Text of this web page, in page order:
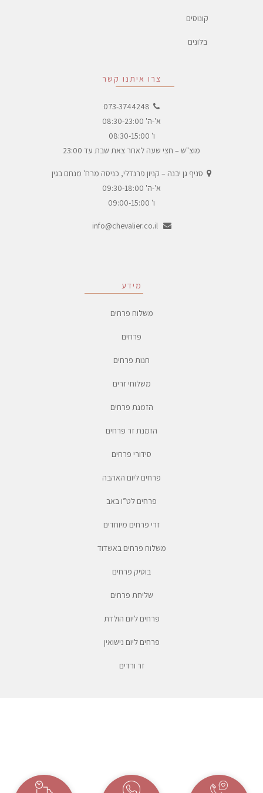
מידע
משלוח פרחים
פרחים
חנות פרחים
משלוחי זרים
הזמנת פרחים
הזמנת זר פרחים
סידורי פרחים
פרחים ליום האהבה
פרחים לט”ו באב
זרי פרחים מיוחדים
משלוח פרחים באשדוד
בוטיק פרחים
שליחת פרחים
פרחים ליום הולדת
פרחים ליום נישואין
זר ורדים
צרו איתנו קשר
073-3744248
א'-ה' 08:30-23:00
ו' 08:30-15:00
מוצ"ש – חצי שעה לאחר צאת שבת עד 23:00
סניף גן יבנה – קניון פרנדלי, כניסה מרח' מנחם בגין
א'-ה' 09:30-18:00
ו' 09:00-15:00
info@chevalier.co.il
קונוסים
בלונים